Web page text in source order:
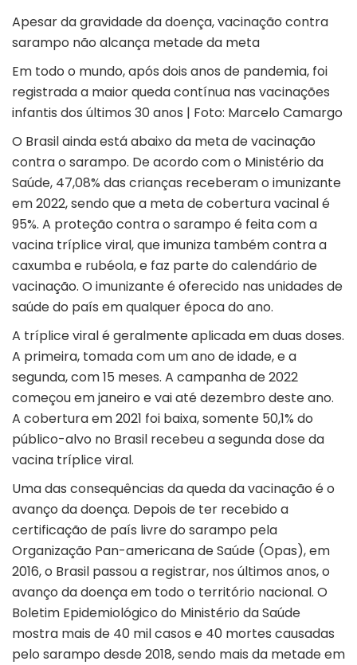
Apesar da gravidade da doença, vacinação contra
sarampo não alcança metade da meta
Em todo o mundo, após dois anos de pandemia, foi
registrada a maior queda contínua nas vacinações
infantis dos últimos 30 anos | Foto: Marcelo Camargo
O Brasil ainda está abaixo da meta de vacinação
contra o sarampo. De acordo com o Ministério da
Saúde, 47,08% das crianças receberam o imunizante
em 2022, sendo que a meta de cobertura vacinal é
95%. A proteção contra o sarampo é feita com a
vacina tríplice viral, que imuniza também contra a
caxumba e rubéola, e faz parte do calendário de
vacinação. O imunizante é oferecido nas unidades de
saúde do país em qualquer época do ano.
A tríplice viral é geralmente aplicada em duas doses.
A primeira, tomada com um ano de idade, e a
segunda, com 15 meses. A campanha de 2022
começou em janeiro e vai até dezembro deste ano.
A cobertura em 2021 foi baixa, somente 50,1% do
público-alvo no Brasil recebeu a segunda dose da
vacina tríplice viral.
Uma das consequências da queda da vacinação é o
avanço da doença. Depois de ter recebido a
certificação de país livre do sarampo pela
Organização Pan-americana de Saúde (Opas), em
2016, o Brasil passou a registrar, nos últimos anos, o
avanço da doença em todo o território nacional. O
Boletim Epidemiológico do Ministério da Saúde
mostra mais de 40 mil casos e 40 mortes causadas
pelo sarampo desde 2018, sendo mais da metade em